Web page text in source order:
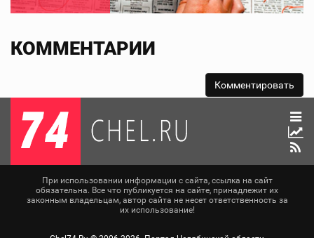
КОММЕНТАРИИ
При использовании информации с сайта, ссылка на сайт
обязательна. Все что публикуется на сайте, принадлежит их
законным владельцам, автор сайта не несет ответственность за
их использование!